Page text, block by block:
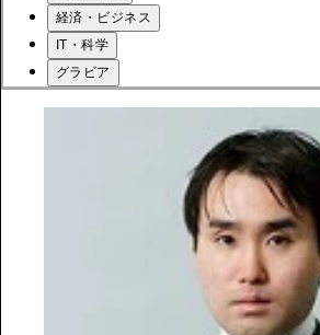
経済・ビジネス
IT・科学
グラビア